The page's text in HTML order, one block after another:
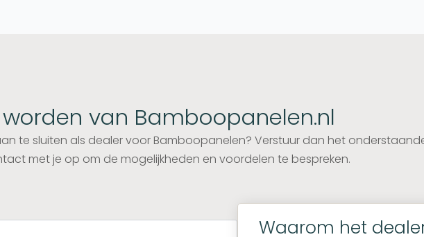
van Bamboopanelen.nl
te sluiten als dealer voor Bamboopanelen? Verstuur dan het
met je op om de mogelijkheden en voordelen te bespreken.
Waarom het